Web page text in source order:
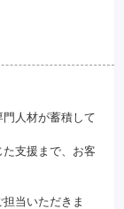
人材が蓄積して
支援まで、お客
当いただきま